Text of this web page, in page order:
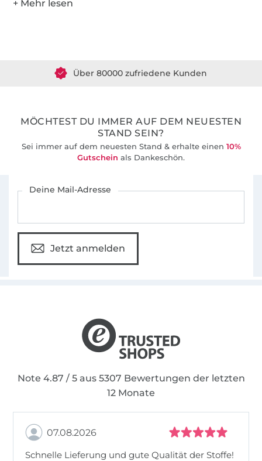
MÖCHTEST DU IMMER AUF DEM NEUESTEN
STAND SEIN?
Sei immer auf dem neuesten Stand & erhalte einen 10%
Gutschein als Dankeschön.
Deine Mail-Adresse
Jetzt anmelden
Note 4.87 / 5 aus 5307 Bewertungen der letzten
12 Monate
07.08.2026
Schnelle Lieferung und gute Qualität der Stoffe!